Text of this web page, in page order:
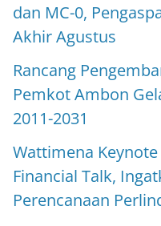
dan MC-0,
Akhir Agustus
Rancang
Pemkot Ambon
2011-2031
Wattimena
Financial Talk,
Perencanaan